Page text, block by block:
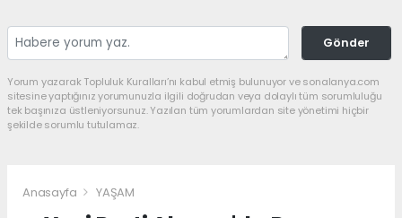
Gönder
Yorum yazarak Topluluk Kuralları’nı kabul etmiş bulunuyor ve sonalanya.com
sitesine yaptığınız yorumunuzla ilgili doğrudan veya dolaylı tüm sorumluluğu
tek başınıza üstleniyorsunuz. Yazılan tüm yorumlardan site yönetimi hiçbir
şekilde sorumlu tutulamaz.
Anasayfa YAŞAM